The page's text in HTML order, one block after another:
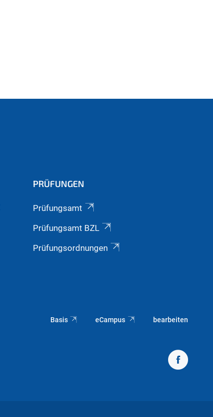
PRÜFUNGEN
Prüfungsamt
Prüfungsamt BZL
Prüfungsordnungen
Basis eCampus bearbeiten